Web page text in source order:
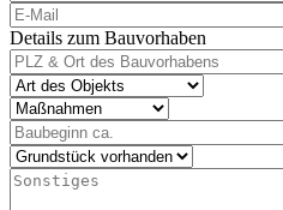
E-
Mail
Details zum Bauvorhaben
PLZ
&
Ort
des
Bauvorhabens
Art
des
Objekts
Maßnahmen
Baubeginn
ca.
Grundstück
vorhanden
Sonstiges